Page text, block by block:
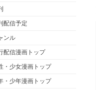
配信予定
ンル
配信漫画トップ
・少女漫画トップ
・少年漫画トップ